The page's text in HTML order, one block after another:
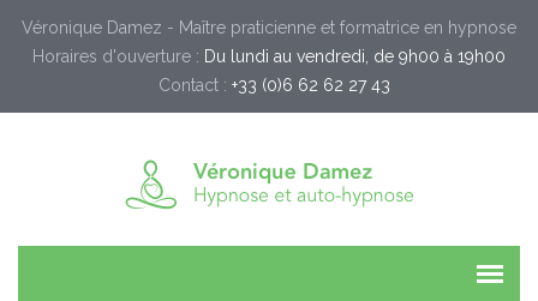
Véronique Damez - Maître praticienne et formatrice en hypnose
Horaires d'ouverture : Du lundi au vendredi, de 9h00 à 19h00
Contact : +33 (0)6 62 62 27 43